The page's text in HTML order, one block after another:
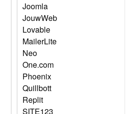
Joomla
JouwWeb
Lovable
MailerLite
Neo
One.com
Phoenix
Quillbott
Replit
SITE123